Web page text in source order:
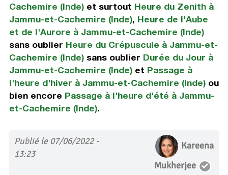
Cachemire (Inde)et surtout Heure du Zenith à
Jammu-et-Cachemire (Inde), Heure de l'Aube
et de l'Aurore à Jammu-et-Cachemire (Inde)
sans oublier Heure du Crépuscule à Jammu-et-
Cachemire (Inde)sans oublier Durée du Jour à
Jammu-et-Cachemire (Inde)et Passage à
l'heure d'hiver à Jammu-et-Cachemire (Inde)ou
bien encore Passage à l'heure d'été à Jammu-
et-Cachemire (Inde).
Publié le 07/06/2022 -
13:23
Kareena
Mukherjee